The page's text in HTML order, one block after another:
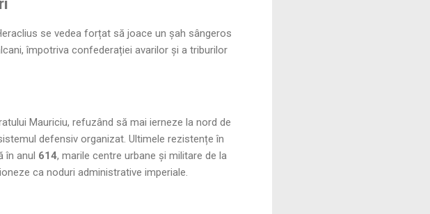
se vedea forțat să joace un șah sângeros
împotriva confederației avarilor și a triburilor
Mauriciu, refuzând să mai ierneze la nord de
defensiv organizat. Ultimele rezistențe în
în anul 614, marile centre urbane și militare de la
ca noduri administrative imperiale.